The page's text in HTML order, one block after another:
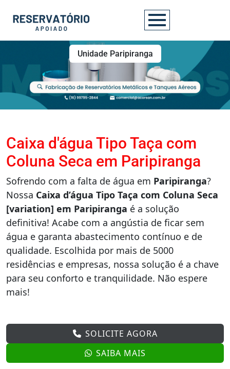
Unidade Paripiranga
Caixa d'água Tipo Taça com
Coluna Seca em Paripiranga
Sofrendo com a falta de água em Paripiranga?
Nossa Caixa d’água Tipo Taça com Coluna Seca
[variation] em Paripiranga é a solução
definitiva! Acabe com a angústia de ficar sem
água e garanta abastecimento contínuo e de
qualidade. Escolhida por mais de 5000
residências e empresas, nossa solução é a chave
para seu conforto e tranquilidade. Não espere
mais!
SOLICITE AGORA
SAIBA MAIS